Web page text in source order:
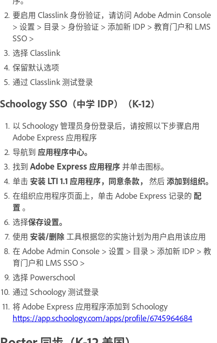
要启用 Classlink 身份验证，请访问 Adobe Admin Console
> 设置 > 目录 > 身份验证 > 添加新 IDP > 教育门户和 LMS
SSO >
选择 Classlink
保留默认选项
通过 Classlink 测试登录
Schoology SSO（中学 IDP）（K-12）
以 Schoology 管理员身份登录后，请按照以下步骤启用
Adobe Express 应用程序
导航到 应用程序中心。
找到 Adobe Express 应用程序 并单击图标。
单击 安装 LTI 1.1 应用程序，同意条款， 然后添加到组织。
在组织应用程序页面上，单击 Adobe Express 记录的 配
置 。
选择保存设置。
使用 安装/删除 工具根据您的实施计划为用户启用该应用
在 Adobe Admin Console > 设置 > 目录 > 添加新 IDP > 教
育门户和 LMS SSO >
选择 Powerschool
通过 Schoology 测试登录
将 Adobe Express 应用程序添加到 Schoology
https://app.schoology.com/apps/profile/6745964684